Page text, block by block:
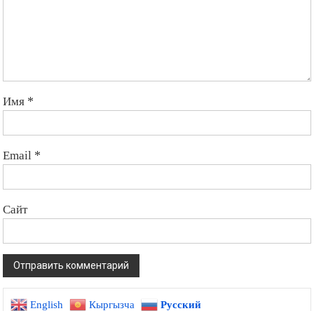
Имя *
Email *
Сайт
English Кыргызча Русский